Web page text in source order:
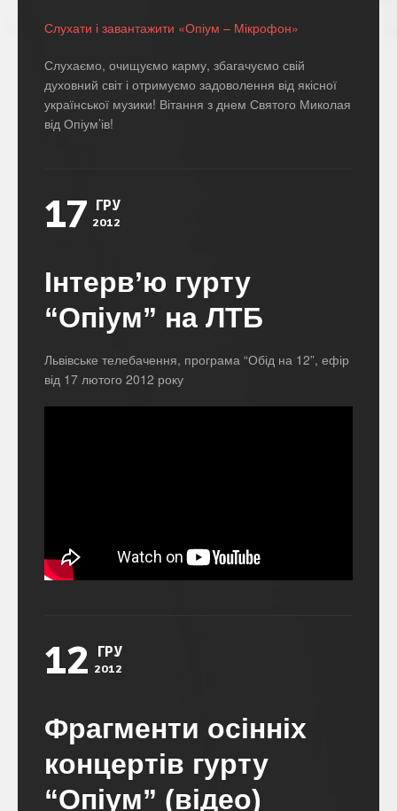
Слухати і завантажити «Опіум – Мікрофон»
Слухаємо, очищуємо карму, збагачуємо свій
духовний світ і отримуємо задоволення від якісної
української музики! Вітання з днем Святого Миколая
від Опіум’ів!
17 ГРУ
2012
Інтерв’ю гурту
“Опіум” на ЛТБ
Львівське телебачення, програма “Обід на 12”, ефір
від 17 лютого 2012 року
12 ГРУ
2012
Фрагменти осінніх
концертів гурту
“Опіум” (відео)